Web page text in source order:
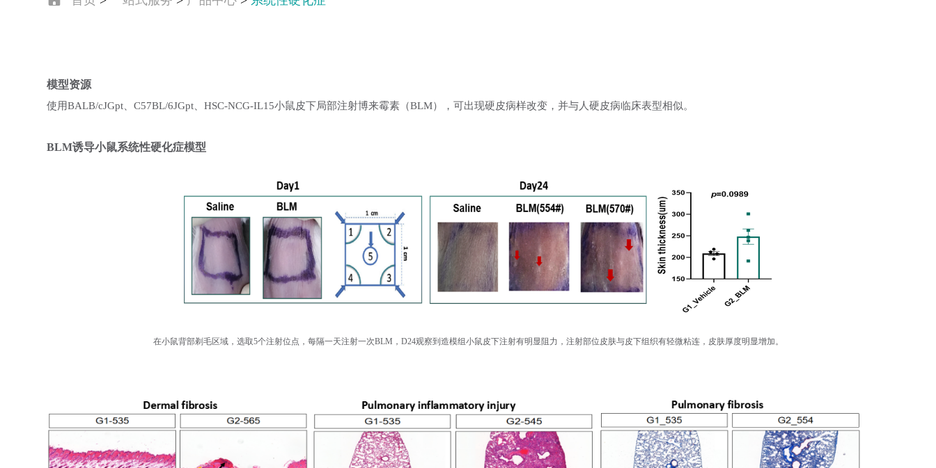
模型资源
使用BALB/cJGpt、C57BL/6JGpt、HSC-NCG-IL15小鼠皮下局部注射博来霉素（BLM），可出现硬皮病样改变，并与人硬皮病临床表型相似。
BLM诱导小鼠系统性硬化症模型
在小鼠背部剃毛区域，选取5个注射位点，每隔一天注射一次BLM，D24观察到造模组小鼠皮下注射有明显阻力，注射部位皮肤与皮下组织有轻微粘连，皮肤厚度明显增加。